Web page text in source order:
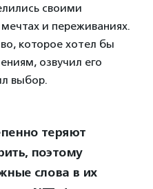
своими
и переживаниях.
которое хотел бы
озвучил его
выбор.
теряют
поэтому
слова в их